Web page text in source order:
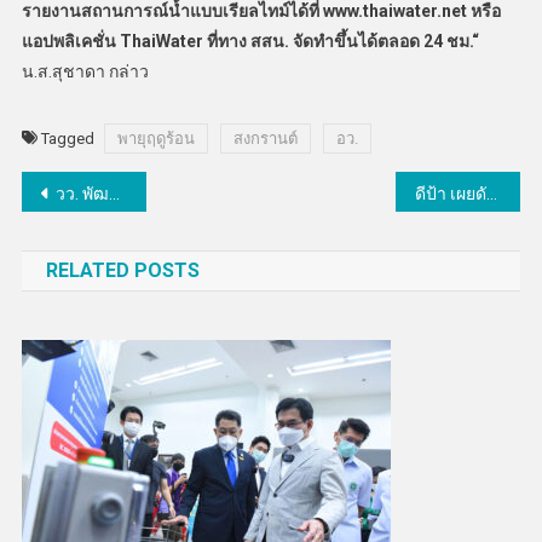
รายงานสถานการณ์น้ำแบบเรียลไทม์ได้ที่ www.thaiwater.netหรือ
แอปพลิเคชั่น ThaiWater ที่ทาง สสน. จัดทำขึ้นได้ตลอด 24 ชม.“
น.ส.สุชาดา กล่าว
Tagged พายุฤดูร้อน สงกรานต์ อว.
แนะแนว
วว. พัฒนาสารเสริมสุขภาพสัตว์ปีกจากจิ้งหรีดทองดำ ช่วยลดปริมาณเชื้อก่อโรค ดีป้า เผยดัชนีความเชื่อมั่นอุตสาหกรรมดิจิทัล ไตรมาสแรกปีนี้ ฟื้นสู่ระดับ “เชื่อมั่น”
RELATED POSTS